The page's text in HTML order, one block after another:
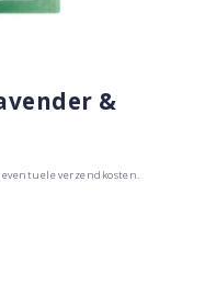
&
verzendkosten.